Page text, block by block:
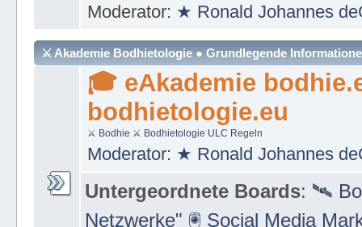
Moderator: ★ Ronald Johannes
⚔ Akademie Bodhietologie ● Grundlegende
🎓 eAkademie
bodhietologie.eu
⚔ Bodhie ⚔ Bodhietologie ULC Regeln
Moderator: ★ Ronald Johannes
Untergeordnete Boards: 🛰
Netzwerke" 🖲 Social Media